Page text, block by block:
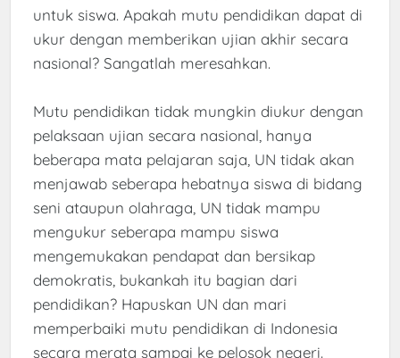
untuk siswa. Apakah mutu pendidikan dapat di
ukur dengan memberikan ujian akhir secara
nasional? Sangatlah meresahkan.
Mutu pendidikan tidak mungkin diukur dengan
pelaksaan ujian secara nasional, hanya
beberapa mata pelajaran saja, UN tidak akan
menjawab seberapa hebatnya siswa di bidang
seni ataupun olahraga, UN tidak mampu
mengukur seberapa mampu siswa
mengemukakan pendapat dan bersikap
demokratis, bukankah itu bagian dari
pendidikan? Hapuskan UN dan mari
memperbaiki mutu pendidikan di Indonesia
secara merata sampai ke pelosok negeri.